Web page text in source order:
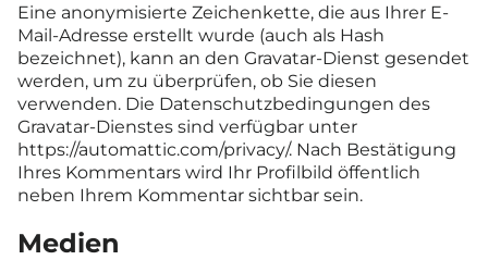
Eine anonymisierte Zeichenkette, die aus Ihrer E-
Mail-Adresse erstellt wurde (auch als Hash
bezeichnet), kann an den Gravatar-Dienst gesendet
werden, um zu überprüfen, ob Sie diesen
verwenden. Die Datenschutzbedingungen des
Gravatar-Dienstes sind verfügbar unter
https://automattic.com/privacy/. Nach Bestätigung
Ihres Kommentars wird Ihr Profilbild öffentlich
neben Ihrem Kommentar sichtbar sein.
Medien